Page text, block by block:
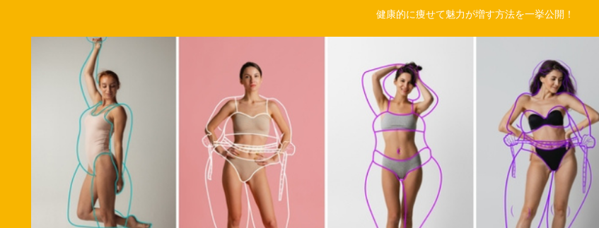
健康的に痩せて魅力が増す方法を一挙公開！